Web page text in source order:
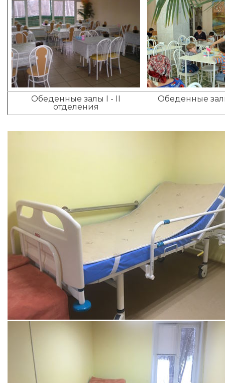
Обеденные залы I - II
отделения
Обеденные